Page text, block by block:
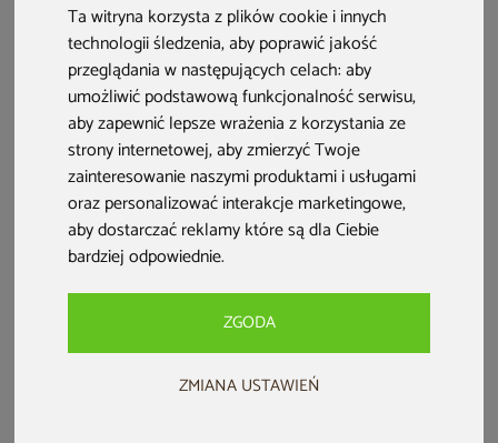
Ta witryna korzysta z plików cookie i innych
technologii śledzenia, aby poprawić jakość
przeglądania w następujących celach:aby
umożliwić podstawową funkcjonalność serwisu,
aby zapewnić lepsze wrażenia z korzystania ze
strony internetowej,aby zmierzyć Twoje
zainteresowanie naszymi produktami i usługami
oraz personalizować interakcje marketingowe,
aby dostarczać reklamy które są dla Ciebie
bardziej odpowiednie.
ZGODA
ZMIANA USTAWIEŃ
Sauna dla dzieci – co musisz wiedzieć?
Sauna dla dzieci jest możliwa, ale wymaga ostrożności –
młody organizm reaguje inaczej niż dorosły, dlatego